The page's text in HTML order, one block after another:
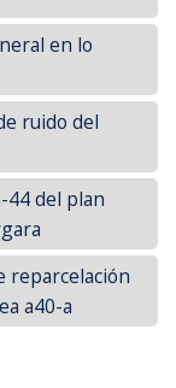
en lo
ruido del
44 del plan
reparcelación
a40-a